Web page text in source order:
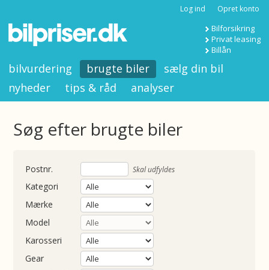
Log ind Opret konto
Bilforsikring
Privat leasing
Billån
bilvurdering brugte biler
sælg din bil
nyheder
tips & råd analyser
Søg efter brugte biler
Skal udfyldes
Kategori
Mærke
Model
Karosseri
Gear